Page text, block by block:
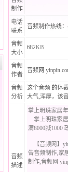
制作
电话
联系
音频制作热线：
音频
大小
682KB
音频
作者
音频网
音频
分析
这个音频 的体
大气,浑厚，该
音频
描述